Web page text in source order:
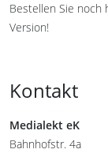
Bestellen Sie noch
Version!
Kontakt
Medialekt eK
Bahnhofstr. 4a